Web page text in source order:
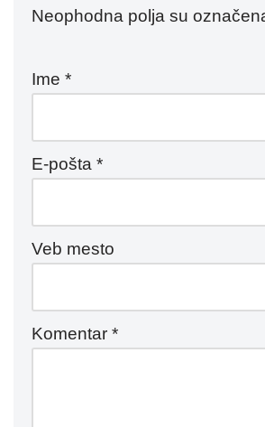
Neophodna polja su
Ime *
E-pošta *
Veb mesto
Komentar *